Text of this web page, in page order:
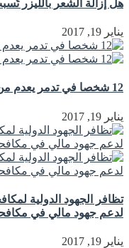
هل إزالة الشعر بالليزر
يناير 19, 2017
12 شخصا في تدمر يعدم من قبل داعش
يناير 19, 2017
تظافر الجهود الدولية
لدعم جهود مالي في
يناير 19, 2017